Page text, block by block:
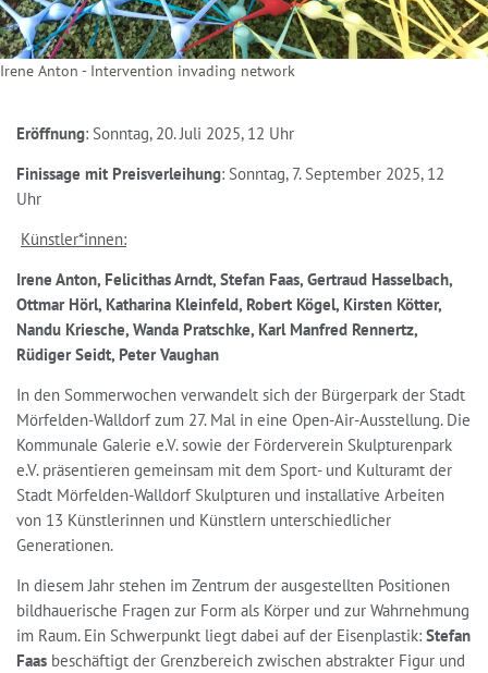
Irene Anton - Intervention invading network
Eröffnung: Sonntag, 20. Juli 2025, 12 Uhr
Finissage mit Preisverleihung: Sonntag, 7. September 2025, 12
Uhr
Künstler*innen:
Irene Anton, Felicithas Arndt, Stefan Faas, Gertraud Hasselbach,
Ottmar Hörl, Katharina Kleinfeld, Robert Kögel, Kirsten Kötter,
Nandu Kriesche, Wanda Pratschke, Karl Manfred Rennertz,
Rüdiger Seidt, Peter Vaughan
In den Sommerwochen verwandelt sich der Bürgerpark der Stadt
Mörfelden-Walldorf zum 27. Mal in eine Open-Air-Ausstellung. Die
Kommunale Galerie e.V. sowie der Förderverein Skulpturenpark
e.V. präsentieren gemeinsam mit dem Sport- und Kulturamt der
Stadt Mörfelden-Walldorf Skulpturen und installative Arbeiten
von 13 Künstlerinnen und Künstlern unterschiedlicher
Generationen.
In diesem Jahr stehen im Zentrum der ausgestellten Positionen
bildhauerische Fragen zur Form als Körper und zur Wahrnehmung
im Raum. Ein Schwerpunkt liegt dabei auf der Eisenplastik: Stefan
Faas beschäftigt der Grenzbereich zwischen abstrakter Figur und